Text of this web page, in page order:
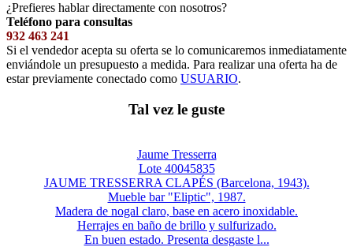
¿Prefieres hablar directamente con nosotros?
Teléfono para consultas
932 463 241
Si el vendedor acepta su oferta se lo comunicaremos inmediatamente
enviándole un presupuesto a medida. Para realizar una oferta ha de
estar previamente conectado como USUARIO.
Tal vez le guste
Jaume Tresserra
Lote 40045835
JAUME TRESSERRA CLAPÉS (Barcelona, 1943).
Mueble bar "Eliptic", 1987.
Madera de nogal claro, base en acero inoxidable.
Herrajes en baño de brillo y sulfurizado.
En buen estado. Presenta desgaste l...